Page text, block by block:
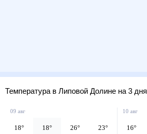
Температура в Липовой Долине на 3 дня
09 авг
18° 18° 26° 23°
10 авг
16°